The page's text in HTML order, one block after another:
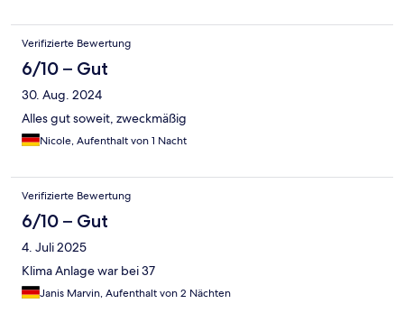
Verifizierte Bewertung
6/10 – Gut
30. Aug. 2024
Alles gut soweit, zweckmäßig
Nicole, Aufenthalt von 1 Nacht
Verifizierte Bewertung
6/10 – Gut
4. Juli 2025
Klima Anlage war bei 37
Janis Marvin, Aufenthalt von 2 Nächten